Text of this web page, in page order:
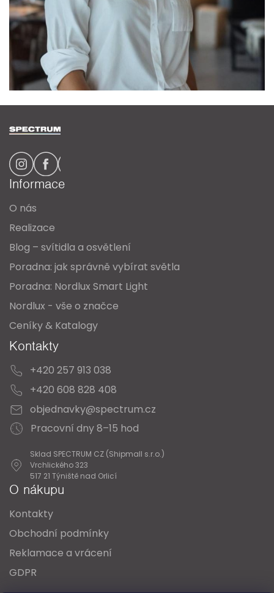
Informace
O nás
Realizace
Blog – svítidla a osvětlení
Poradna: jak správně vybírat světla
Poradna: Nordlux Smart Light
Nordlux - vše o značce
Ceníky & Katalogy
Kontakty
+420 257 913 038
+420 608 828 408
objednavky@spectrum.cz
Pracovní dny 8–15 hod
Sklad SPECTRUM CZ (Shipmall s.r.o.)
Vrchlického 323
517 21 Týniště nad Orlicí
O nákupu
Kontakty
Obchodní podmínky
Reklamace a vrácení
GDPR